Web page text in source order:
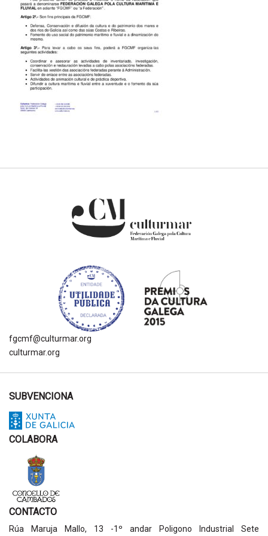
fgcmf@culturmar.org
culturmar.org
SUBVENCIONA
COLABORA
CONTACTO
Rúa Maruja Mallo, 13 -1º andar Poligono Industrial Sete